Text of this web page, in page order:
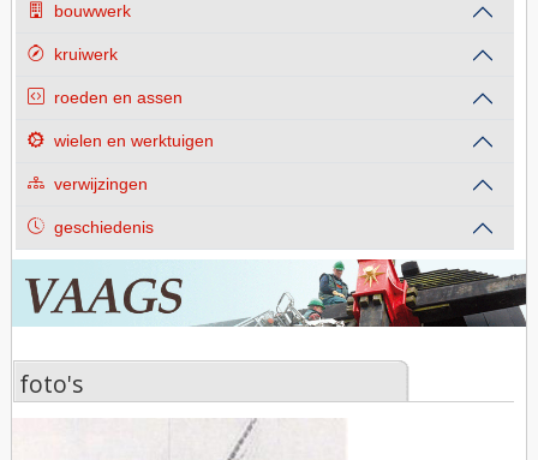
bouwwerk
kruiwerk
roeden en assen
wielen en werktuigen
verwijzingen
geschiedenis
foto's